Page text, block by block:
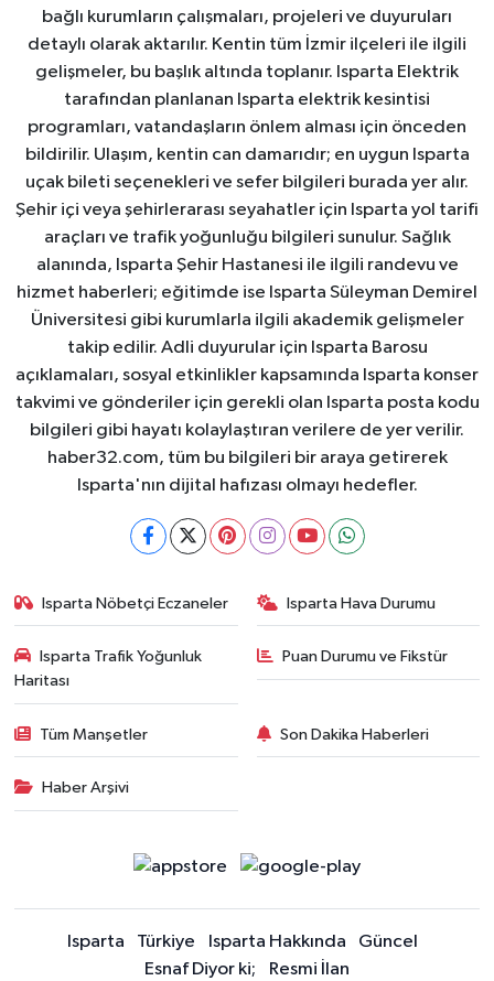
bağlı kurumların çalışmaları, projeleri ve duyuruları
detaylı olarak aktarılır. Kentin tüm İzmir ilçeleri ile ilgili
gelişmeler, bu başlık altında toplanır. Isparta Elektrik
tarafından planlanan Isparta elektrik kesintisi
programları, vatandaşların önlem alması için önceden
bildirilir. Ulaşım, kentin can damarıdır; en uygun Isparta
uçak bileti seçenekleri ve sefer bilgileri burada yer alır.
Şehir içi veya şehirlerarası seyahatler için Isparta yol tarifi
araçları ve trafik yoğunluğu bilgileri sunulur. Sağlık
alanında, Isparta Şehir Hastanesi ile ilgili randevu ve
hizmet haberleri; eğitimde ise Isparta Süleyman Demirel
Üniversitesi gibi kurumlarla ilgili akademik gelişmeler
takip edilir. Adli duyurular için Isparta Barosu
açıklamaları, sosyal etkinlikler kapsamında Isparta konser
takvimi ve gönderiler için gerekli olan Isparta posta kodu
bilgileri gibi hayatı kolaylaştıran verilere de yer verilir.
haber32.com, tüm bu bilgileri bir araya getirerek
Isparta'nın dijital hafızası olmayı hedefler.
Isparta Nöbetçi Eczaneler Isparta Hava Durumu
Isparta Trafik Yoğunluk
Haritası
Puan Durumu ve Fikstür
Tüm Manşetler Son Dakika Haberleri
Haber Arşivi
Isparta Türkiye Isparta Hakkında
Güncel
Esnaf Diyor ki;
Resmi İlan